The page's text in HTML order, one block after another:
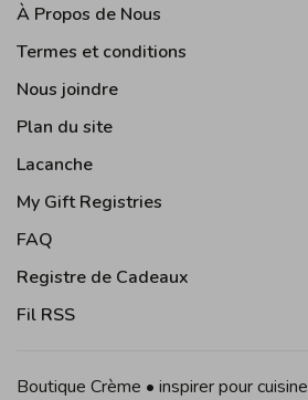
À Propos de Nous
Termes et conditions
Nous joindre
Plan du site
Lacanche
My Gift Registries
FAQ
Registre de Cadeaux
Fil RSS
Boutique Crème • inspirer pour cuisine